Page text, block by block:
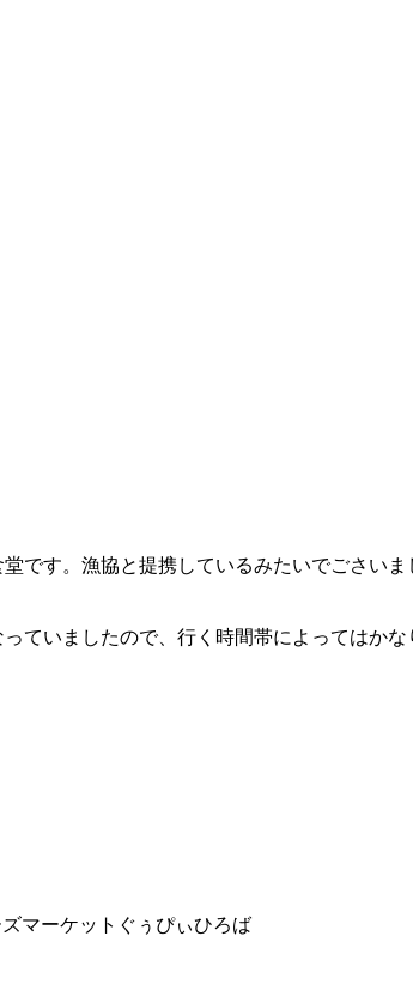
です。漁協と提携しているみたいでごさい
ていましたので、行く時間帯によってはかな
ズマーケットぐぅぴぃひろば